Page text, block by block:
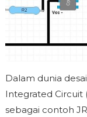
Dalam dunia
Integrated Circuit
sebagai contoh